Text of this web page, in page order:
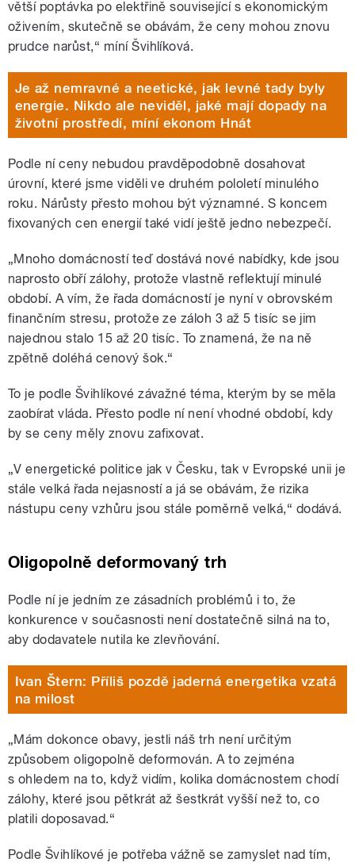
větší poptávka po elektřině související s ekonomickým
oživením, skutečně se obávám, že ceny mohou znovu
prudce narůst,“ míní Švihlíková.
Je až nemravné a neetické, jak levné tady byly
energie. Nikdo ale neviděl, jaké mají dopady na
životní prostředí, míní ekonom Hnát
Podle ní ceny nebudou pravděpodobně dosahovat
úrovní, které jsme viděli ve druhém pololetí minulého
roku. Nárůsty přesto mohou být významné. S koncem
fixovaných cen energií také vidí ještě jedno nebezpečí.
„Mnoho domácností teď dostává nové nabídky, kde jsou
naprosto obří zálohy, protože vlastně reflektují minulé
období. A vím, že řada domácností je nyní v obrovském
finančním stresu, protože ze záloh 3 až 5 tisíc se jim
najednou stalo 15 až 20 tisíc. To znamená, že na ně
zpětně doléhá cenový šok.“
To je podle Švihlíkové závažné téma, kterým by se měla
zaobírat vláda. Přesto podle ní není vhodné období, kdy
by se ceny měly znovu zafixovat.
„V energetické politice jak v Česku, tak v Evropské unii je
stále velká řada nejasností a já se obávám, že rizika
nástupu ceny vzhůru jsou stále poměrně velká,“ dodává.
Oligopolně deformovaný trh
Podle ní je jedním ze zásadních problémů i to, že
konkurence v současnosti není dostatečně silná na to,
aby dodavatele nutila ke zlevňování.
Ivan Štern: Příliš pozdě jaderná energetika vzatá
na milost
„Mám dokonce obavy, jestli náš trh není určitým
způsobem oligopolně deformován. A to zejména
s ohledem na to, když vidím, kolika domácnostem chodí
zálohy, které jsou pětkrát až šestkrát vyšší než to, co
platili doposavad.“
Podle Švihlíkové je potřeba vážně se zamyslet nad tím,